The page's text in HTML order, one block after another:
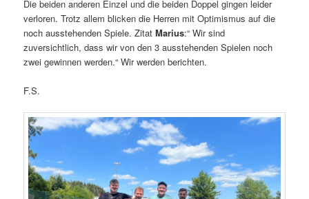
Die beiden anderen Einzel und die beiden Doppel gingen leider
verloren. Trotz allem blicken die Herren mit Optimismus auf die
noch ausstehenden Spiele. ZitatMarius:“ Wir sind
zuversichtlich, dass wir von den 3 ausstehenden Spielen noch
zwei gewinnen werden.“ Wir werden berichten.
F.S.